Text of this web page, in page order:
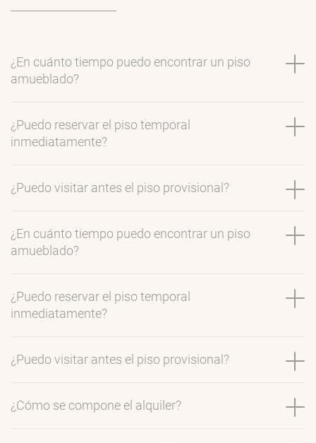
¿En cuánto tiempo puedo encontrar un piso
amueblado?
¿Puedo reservar el piso temporal
inmediatamente?
¿Puedo visitar antes el piso provisional?
¿En cuánto tiempo puedo encontrar un piso
amueblado?
¿Puedo reservar el piso temporal
inmediatamente?
¿Puedo visitar antes el piso provisional?
¿Cómo se compone el alquiler?